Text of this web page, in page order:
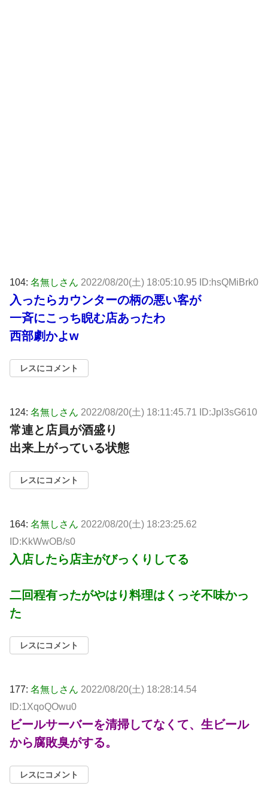
104: 名無しさん 2022/08/20(土) 18:05:10.95 ID:hsQMiBrk0
入ったらカウンターの柄の悪い客が
一斉にこっち睨む店あったわ
西部劇かよw
レスにコメント
124: 名無しさん 2022/08/20(土) 18:11:45.71 ID:Jpl3sG610
常連と店員が酒盛り
出来上がっている状態
レスにコメント
164: 名無しさん 2022/08/20(土) 18:23:25.62
ID:KkWwOB/s0
入店したら店主がびっくりしてる
二回程有ったがやはり料理はくっそ不味かっ
た
レスにコメント
177: 名無しさん 2022/08/20(土) 18:28:14.54
ID:1XqoQOwu0
ビールサーバーを清掃してなくて、生ビール
から腐敗臭がする。
レスにコメント